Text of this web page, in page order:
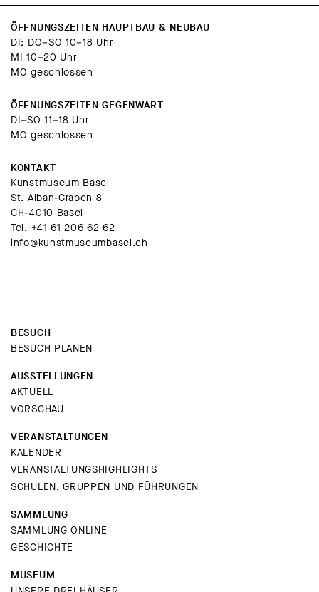
ÖFFNUNGSZEITEN HAUPTBAU & NEUBAU
DI; DO–SO 10–18 Uhr
MI 10–20 Uhr
MO geschlossen
ÖFFNUNGSZEITEN GEGENWART
DI–SO 11–18 Uhr
MO geschlossen
KONTAKT
Kunstmuseum Basel
St. Alban-Graben 8
CH-4010 Basel
Tel. +41 61 206 62 62
info@kunstmuseumbasel.ch
BESUCH
BESUCH PLANEN
AUSSTELLUNGEN
AKTUELL
VORSCHAU
VERANSTALTUNGEN
KALENDER
VERANSTALTUNGSHIGHLIGHTS
SCHULEN, GRUPPEN UND FÜHRUNGEN
SAMMLUNG
SAMMLUNG ONLINE
GESCHICHTE
MUSEUM